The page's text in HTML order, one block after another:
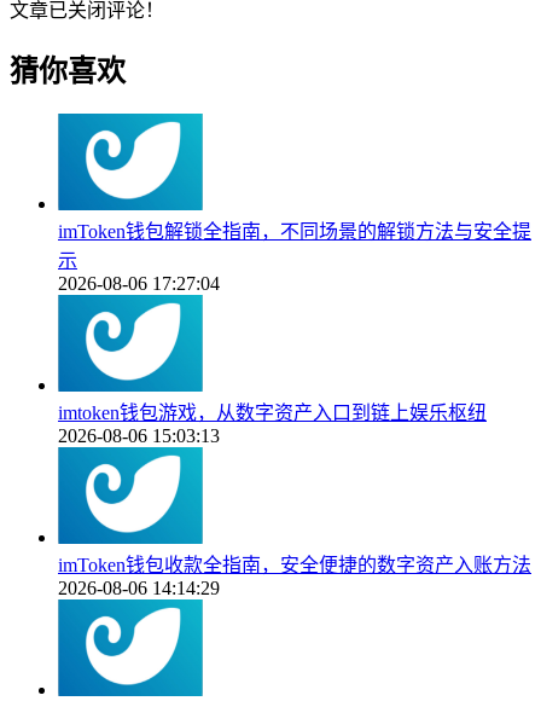
文章已关闭评论！
猜你喜欢
imToken钱包解锁全指南，不同场景的解锁方法与安全提
示
2026-08-06 17:27:04
imtoken钱包游戏，从数字资产入口到链上娱乐枢纽
2026-08-06 15:03:13
imToken钱包收款全指南，安全便捷的数字资产入账方法
2026-08-06 14:14:29